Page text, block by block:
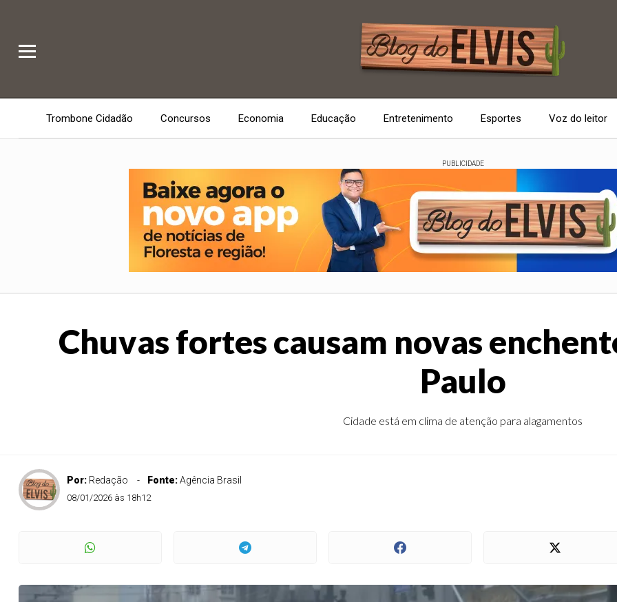
Trombone Cidadão Concursos Economia Educação Entretenimento Esportes Voz do leitor
PUBLICIDADE
Chuvas fortes causam novas
Paulo
Cidade está em clima de atenção para alagamentos
Por: Redação Fonte:Agência Brasil
08/01/2026 às 18h12